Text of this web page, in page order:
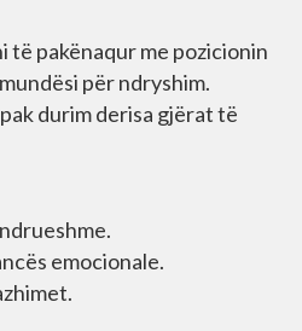
të pakënaqur me pozicionin
për ndryshim.
durim derisa gjërat të
emocionale.